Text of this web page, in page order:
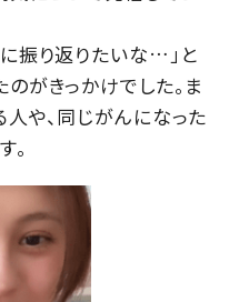
振り返りたいな…」と
がきっかけでした。ま
や、同じがんになった
。